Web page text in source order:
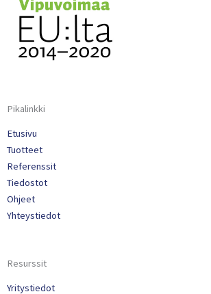
Pikalinkki
Etusivu
Tuotteet
Referenssit
Tiedostot
Ohjeet
Yhteystiedot
Resurssit
Yritystiedot